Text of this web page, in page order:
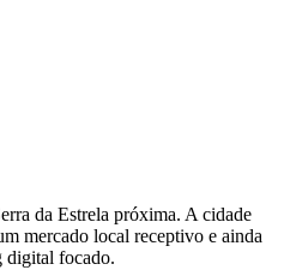
da Estrela próxima. A cidade
mercado local receptivo e ainda
digital focado.